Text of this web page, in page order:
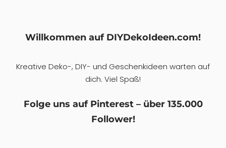
Willkommen auf DIYDekoIdeen.com!
Kreative Deko-, DIY- und Geschenkideen warten auf
dich. Viel Spaß!
Folge uns auf Pinterest – über 135.000
Follower!